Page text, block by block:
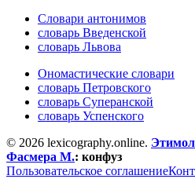
Словари антонимов
словарь Введенской
словарь Львова
Ономастические словари
словарь Петровского
словарь Суперанской
словарь Успенского
© 2026 lexicography.online.
Фасмера М.: конфуз
Пользовательское соглашение